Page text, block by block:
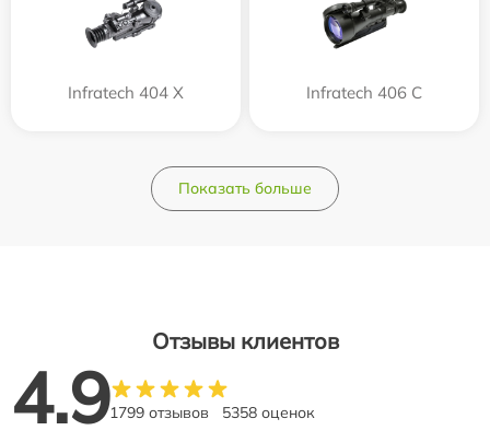
Infratech 404 Х Infratech 406 С
Показать больше
Отзывы клиентов
4.91799 отзывов 5358 оценок